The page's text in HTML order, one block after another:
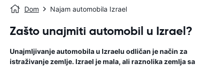
Dom Najam automobila Izrael
Zašto unajmiti automobil u Izrael?
Unajmljivanje automobila u Izraelu odličan je način za
istraživanje zemlje. Izrael je mala, ali raznolika zemlja sa